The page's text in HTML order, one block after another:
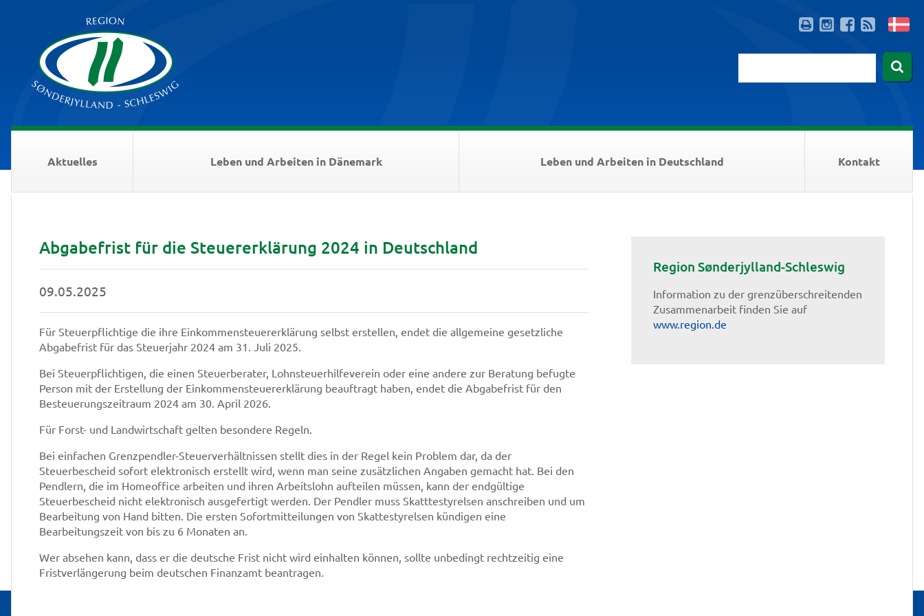
Aktuelles Leben und Arbeiten in Dänemark Leben und Arbeiten in Deutschland Kontakt
Abgabefrist für die Steuererklärung 2024 in Deutschland
09.05.2025
Für Steuerpflichtige die ihre Einkommensteuererklärung selbst erstellen, endet die allgemeine gesetzliche
Abgabefrist für das Steuerjahr 2024 am 31. Juli 2025.
Bei Steuerpflichtigen, die einen Steuerberater, Lohnsteuerhilfeverein oder eine andere zur Beratung befugte
Person mit der Erstellung der Einkommensteuererklärung beauftragt haben, endet die Abgabefrist für den
Besteuerungszeitraum 2024 am 30. April 2026.
Für Forst- und Landwirtschaft gelten besondere Regeln.
Bei einfachen Grenzpendler-Steuerverhältnissen stellt dies in der Regel kein Problem dar, da der
Steuerbescheid sofort elektronisch erstellt wird, wenn man seine zusätzlichen Angaben gemacht hat. Bei den
Pendlern, die im Homeoffice arbeiten und ihren Arbeitslohn aufteilen müssen, kann der endgültige
Steuerbescheid nicht elektronisch ausgefertigt werden. Der Pendler muss Skatttestyrelsen anschreiben und um
Bearbeitung von Hand bitten. Die ersten Sofortmitteilungen von Skattestyrelsen kündigen eine
Bearbeitungszeit von bis zu 6 Monaten an.
Wer absehen kann, dass er die deutsche Frist nicht wird einhalten können, sollte unbedingt rechtzeitig eine
Fristverlängerung beim deutschen Finanzamt beantragen.
Region Sønderjylland-Schleswig
Information zu der grenzüberschreitenden
Zusammenarbeit finden Sie auf
www.region.de